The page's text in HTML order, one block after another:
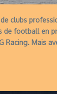
clubs
de football en
Racing. Mais